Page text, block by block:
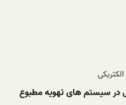
در سیستم های تهویه مطبوع